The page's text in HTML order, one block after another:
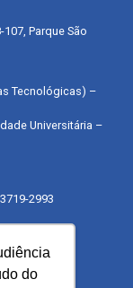
do
Parque São
Tecnológicas) –
Universitária –
2993